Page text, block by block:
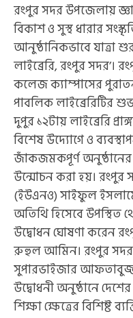
রংপুর সদর উপজেলায়
বিকাশ ও সুস্থ ধারার
আনুষ্ঠানিকভাবে যাত্রা
লাইব্রেরি, রংপুর সদর’।
কলেজ ক্যাম্পাসের
পাবলিক লাইব্রেরিটির
দুপুর ১২টায় লাইব্রেরি
বিশেষ উদ্যোগে ও
জাঁকজমকপূর্ণ অনুষ্ঠানের
উন্মোচন করা হয়। রংপুর
(ইউএনও) সাইফুল
অতিথি হিসেবে উপস্থিত
উদ্বোধন ঘোষণা করেন
রুহুল আমিন। রংপুর
সুপারভাইজার
উদ্বোধনী অনুষ্ঠানে
শিক্ষা ক্ষেত্রের বিশিষ্ট